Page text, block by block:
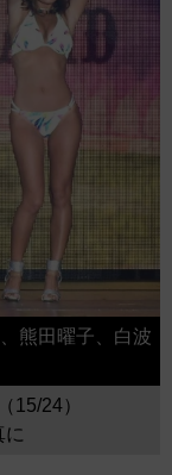
熊田曜子、白波
15/24）
に